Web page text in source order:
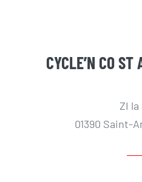
CYCLE’N CO ST
ZI
01390 Saint-